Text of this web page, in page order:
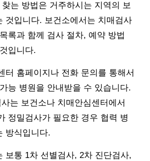
는 방법은 거주하시는 지역의 보
것입니다. 보건소에서는 치매검사
록과 함께 검사 절차, 예약 방법
입니다.
터 홈페이지나 전화 문의를 통해서
능 병원을 안내받을 수 있습니다.
는 보건소나 치매안심센터에서
정밀검사가 필요한 경우 협력 병
방식입니다.
보통 1차 선별검사, 2차 진단검사,